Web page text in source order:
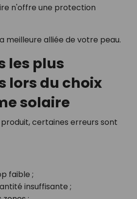
n'offre une protection
meilleure alliée de votre peau.
les plus
lors du choix
solaire
certaines erreurs sont
faible ;
insuffisante ;